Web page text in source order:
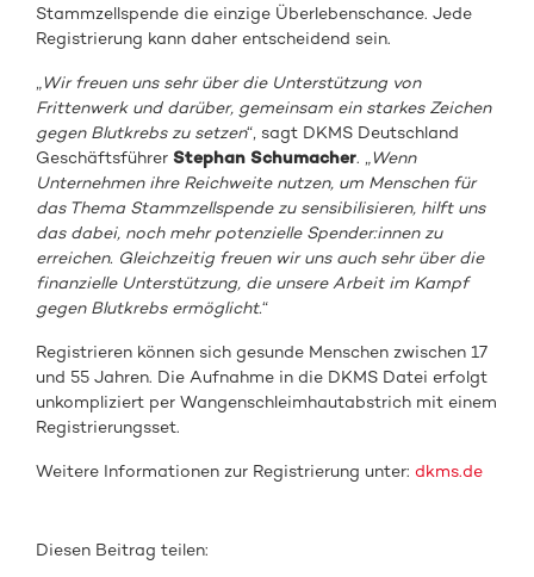
Stammzellspende die einzige Überlebenschance. Jede
Registrierung kann daher entscheidend sein.
„Wir freuen uns sehr über die Unterstützung von
Frittenwerk und darüber, gemeinsam ein starkes Zeichen
gegen Blutkrebs zu setzen“, sagt DKMS Deutschland
GeschäftsführerStephan Schumacher. „Wenn
Unternehmen ihre Reichweite nutzen, um Menschen für
das Thema Stammzellspende zu sensibilisieren, hilft uns
das dabei, noch mehr potenzielle Spender:innen zu
erreichen. Gleichzeitig freuen wir uns auch sehr über die
finanzielle Unterstützung, die unsere Arbeit im Kampf
gegen Blutkrebs ermöglicht.“
Registrieren können sich gesunde Menschen zwischen 17
und 55 Jahren. Die Aufnahme in die DKMS Datei erfolgt
unkompliziert per Wangenschleimhautabstrich mit einem
Registrierungsset.
Weitere Informationen zur Registrierung unter:dkms.de
Diesen Beitrag teilen: